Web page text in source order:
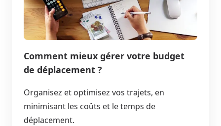
Comment mieux gérer votre budget
de déplacement ?
Organisez et optimisez vos trajets, en
minimisant les coûts et le temps de
déplacement.